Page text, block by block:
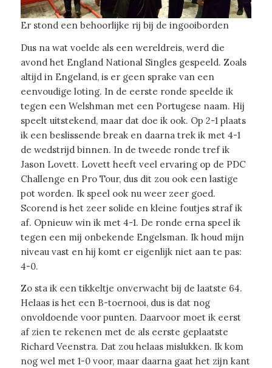
Er stond een behoorlijke rij bij de ingooiborden
Dus na wat voelde als een wereldreis, werd die
avond het England National Singles gespeeld. Zoals
altijd in Engeland, is er geen sprake van een
eenvoudige loting. In de eerste ronde speelde ik
tegen een Welshman met een Portugese naam. Hij
speelt uitstekend, maar dat doe ik ook. Op 2-1 plaats
ik een beslissende break en daarna trek ik met 4-1
de wedstrijd binnen. In de tweede ronde tref ik
Jason Lovett. Lovett heeft veel ervaring op de PDC
Challenge en Pro Tour, dus dit zou ook een lastige
pot worden. Ik speel ook nu weer zeer goed.
Scorend is het zeer solide en kleine foutjes straf ik
af. Opnieuw win ik met 4-1. De ronde erna speel ik
tegen een mij onbekende Engelsman. Ik houd mijn
niveau vast en hij komt er eigenlijk niet aan te pas:
4-0.
Zo sta ik een tikkeltje onverwacht bij de laatste 64.
Helaas is het een B-toernooi, dus is dat nog
onvoldoende voor punten. Daarvoor moet ik eerst
af zien te rekenen met de als eerste geplaatste
Richard Veenstra. Dat zou helaas mislukken. Ik kom
nog wel met 1-0 voor, maar daarna gaat het zijn kant